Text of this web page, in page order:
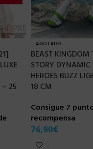
25
AGOTADO
BEAST KINGDOM
STORY
HEROES BUZZ
18 CM
Consigue 7
recompensa
76,90€